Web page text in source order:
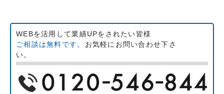
WEBを活用して業績UPをされたい皆様
ご相談は無料です。 お気軽にお問い合わせ下さ
い。